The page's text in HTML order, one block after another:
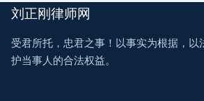
刘正刚律师网
受君所托，忠君之事！以事实为根据，以
护当事人的合法权益。